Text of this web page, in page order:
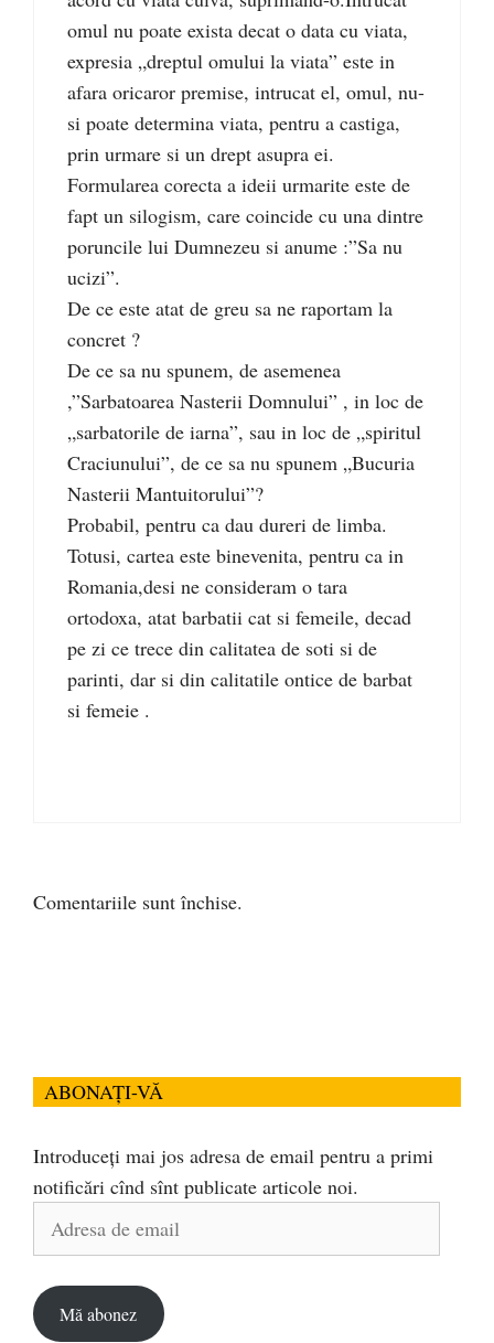
omul nu poate exista decat o data cu viata,
expresia „dreptul omului la viata” este in
afara oricaror premise, intrucat el, omul, nu-
si poate determina viata, pentru a castiga,
prin urmare si un drept asupra ei.
Formularea corecta a ideii urmarite este de
fapt un silogism, care coincide cu una dintre
poruncile lui Dumnezeu si anume :”Sa nu
ucizi”.
De ce este atat de greu sa ne raportam la
concret ?
De ce sa nu spunem, de asemenea
,”Sarbatoarea Nasterii Domnului” , in loc de
„sarbatorile de iarna”, sau in loc de „spiritul
Craciunului”, de ce sa nu spunem „Bucuria
Nasterii Mantuitorului”?
Probabil, pentru ca dau dureri de limba.
Totusi, cartea este binevenita, pentru ca in
Romania,desi ne consideram o tara
ortodoxa, atat barbatii cat si femeile, decad
pe zi ce trece din calitatea de soti si de
parinti, dar si din calitatile ontice de barbat
si femeie .
Comentariile sunt închise.
ABONAȚI-VĂ
Introduceți mai jos adresa de email pentru a primi
notificări cînd sînt publicate articole noi.
Adresa
Mă abonez